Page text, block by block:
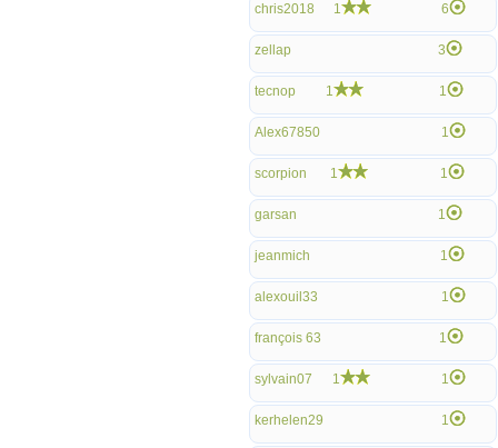
chris2018 1 6
zellap 3
tecnop 1 1
Alex67850 1
scorpion 1 1
garsan 1
jeanmich 1
alexouil33 1
françois 63 1
sylvain07 1 1
kerhelen29 1